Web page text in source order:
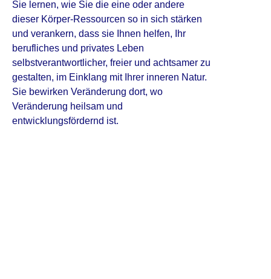
Sie lernen, wie Sie die eine oder andere
dieser Körper-Ressourcen so in sich stärken
und verankern, dass sie Ihnen helfen, Ihr
berufliches und privates Leben
selbstverantwortlicher, freier und achtsamer zu
gestalten, im Einklang mit Ihrer inneren Natur.
Sie bewirken Veränderung dort, wo
Veränderung heilsam und
entwicklungsfördernd ist.